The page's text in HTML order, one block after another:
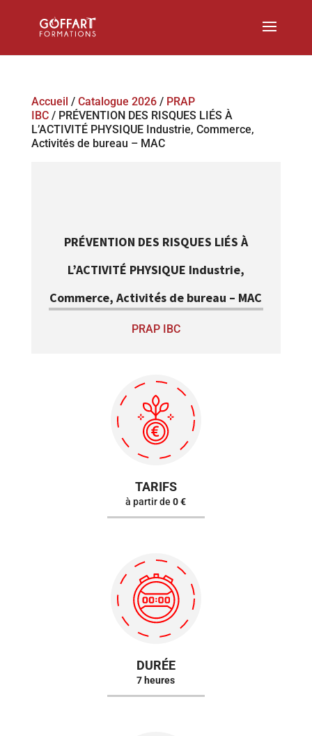
Accueil / Catalogue 2026/ PRAP
IBC/ PRÉVENTION DES RISQUES LIÉS À
L’ACTIVITÉ PHYSIQUE Industrie, Commerce,
Activités de bureau – MAC
PRÉVENTION DES RISQUES LIÉS À
L’ACTIVITÉ PHYSIQUE Industrie,
Commerce, Activités de bureau – MAC
PRAP IBC
TARIFS
à partir de0 €
DURÉE
7 heures